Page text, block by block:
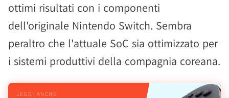
ottimi risultati con i componenti
dell'originale Nintendo Switch. Sembra
peraltro che l'attuale SoC sia ottimizzato per
i sistemi produttivi della compagnia coreana.